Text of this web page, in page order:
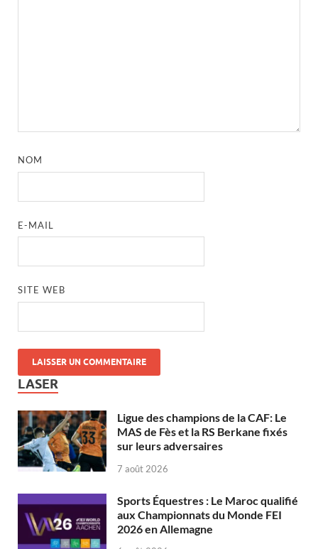
NOM
E-MAIL
SITE WEB
LASER
Ligue des champions de la CAF: Le
MAS de Fès et la RS Berkane fixés
sur leurs adversaires
7 août 2026
Sports Équestres : Le Maroc qualifié
aux Championnats du Monde FEI
2026 en Allemagne